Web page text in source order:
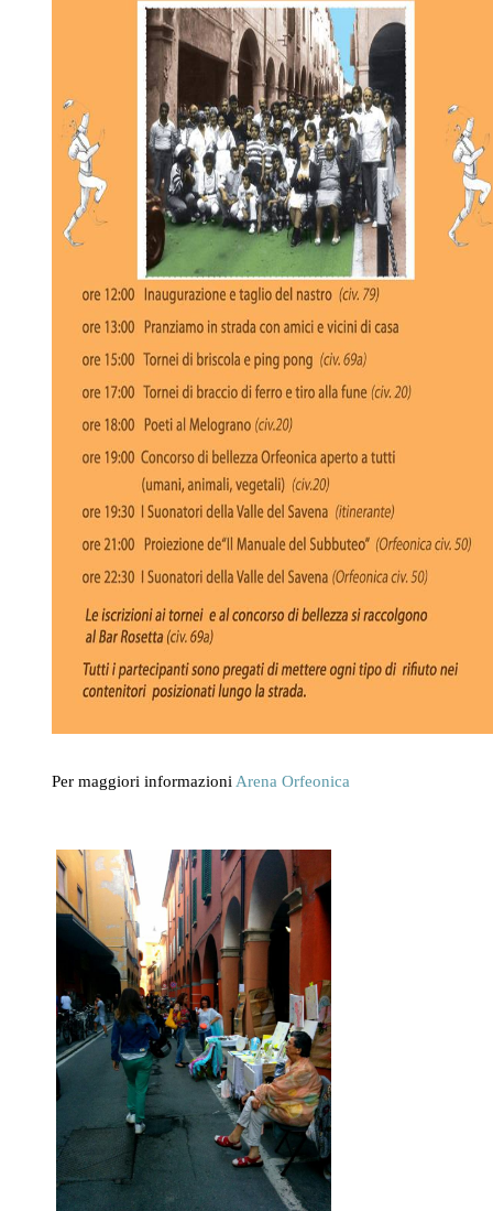
Per maggiori informazioni Arena Orfeonica